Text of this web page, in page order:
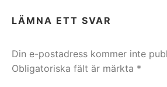
LÄMNA ETT SVAR
Din e-postadress kommer inte
Obligatoriska fält är märkta *